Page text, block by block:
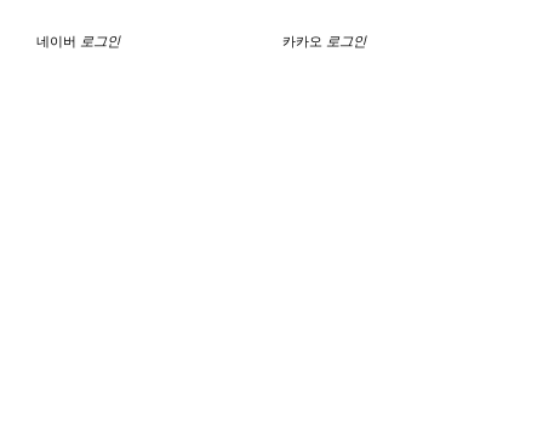
네이버 로그인 카카오 로그인